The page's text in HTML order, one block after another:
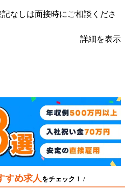
なしは面接時にご相談くださ
詳細を表示
すめ求人をチェック！ /